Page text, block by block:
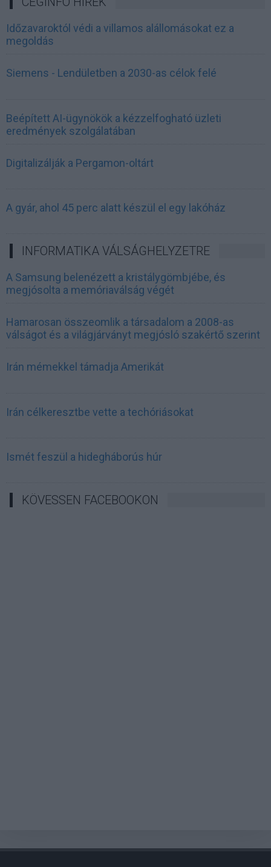
Időzavaroktól védi a villamos alállomásokat ez a
megoldás
Siemens - Lendületben a 2030-as célok felé
Beépített AI-ügynökök a kézzelfogható üzleti
eredmények szolgálatában
Digitalizálják a Pergamon-oltárt
A gyár, ahol 45 perc alatt készül el egy lakóház
INFORMATIKA VÁLSÁGHELYZETRE
A Samsung belenézett a kristálygömbjébe, és
megjósolta a memóriaválság végét
Hamarosan összeomlik a társadalom a 2008-as
válságot és a világjárványt megjósló szakértő szerint
Irán mémekkel támadja Amerikát
Irán célkeresztbe vette a techóriásokat
Ismét feszül a hidegháborús húr
KÖVESSEN FACEBOOKON